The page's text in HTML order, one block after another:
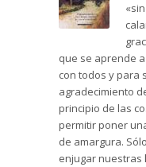
que se aprende
con todos y para
agradecimiento
principio de las
permitir poner
de amargura.
enjugar nuestras